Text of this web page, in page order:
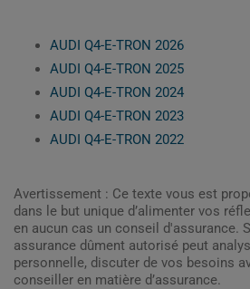
AUDI Q4-E-TRON 2026
AUDI Q4-E-TRON 2025
AUDI Q4-E-TRON 2024
AUDI Q4-E-TRON 2023
AUDI Q4-E-TRON 2022
Avertissement : Ce texte vous est
dans le but unique d’alimenter vos
en aucun cas un conseil d'assurance.
assurance dûment autorisé peut
personnelle, discuter de vos besoins
conseiller en matière d’assurance.